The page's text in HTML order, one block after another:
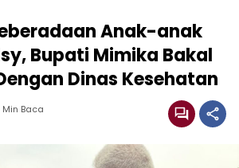
Anak-anak
Bupati Mimika Bakal
Dinas Kesehatan
Min Baca